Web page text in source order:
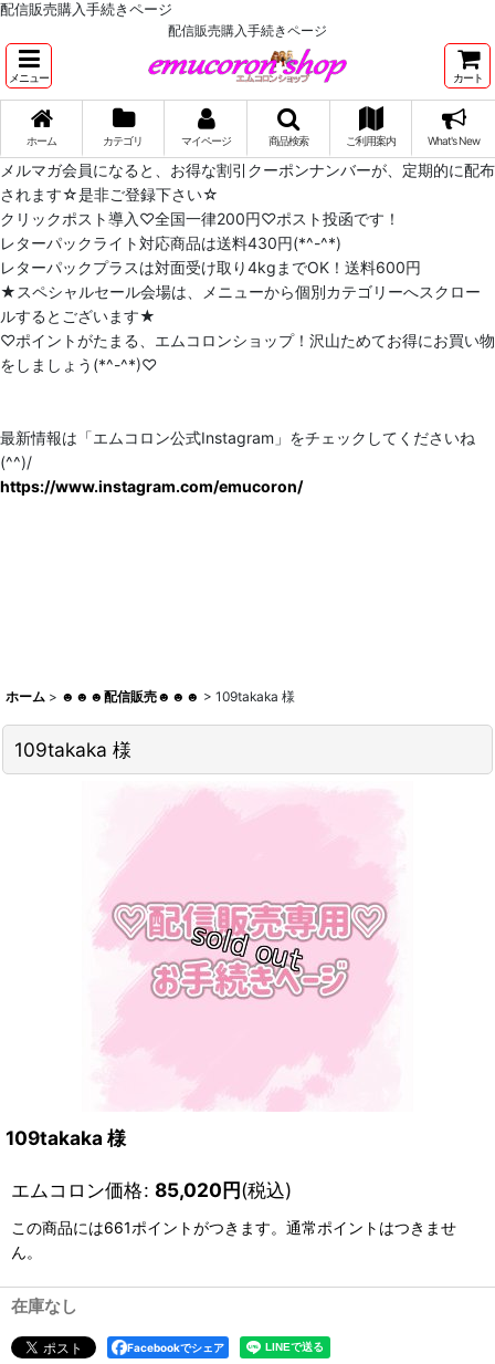
配信販売購入手続きページ
配信販売購入手続きページ
メニュー カート
ホーム カテゴリ マイページ 商品検索 ご利用案内 What's New
メルマガ会員になると、お得な割引クーポンナンバーが、定期的に配布
されます☆是非ご登録下さい☆
クリックポスト導入♡全国一律200円♡ポスト投函です！
レターパックライト対応商品は送料430円(*^-^*)
レターパックプラスは対面受け取り4kgまでOK！送料600円
★スペシャルセール会場は、メニューから個別カテゴリーへスクロー
ルするとございます★
♡ポイントがたまる、エムコロンショップ！沢山ためてお得にお買い物
をしましょう(*^-^*)♡
最新情報は「エムコロン公式Instagram」をチェックしてくださいね
(^^)/
https://www.instagram.com/emucoron/
ホーム > ☻☻☻配信販売☻☻☻ > 109takaka 様
109takaka 様
109takaka 様
エムコロン価格: 85,020円(税込)
この商品には661ポイントがつきます。通常ポイントはつきませ
ん。
在庫なし
Facebookでシェア